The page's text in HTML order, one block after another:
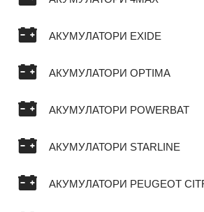
АКУМУЛАТОРИ EXIDE
АКУМУЛАТОРИ OPTIMA
АКУМУЛАТОРИ POWERBAT
АКУМУЛАТОРИ STARLINE
АКУМУЛАТОРИ PEUGEOT